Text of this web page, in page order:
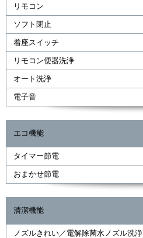
リモコン
ソフト閉止
着座スイッチ
リモコン便器洗浄
オート洗浄
電子音
エコ機能
タイマー節電
おまかせ節電
清潔機能
ノズルきれい／電解除菌水ノズル洗浄